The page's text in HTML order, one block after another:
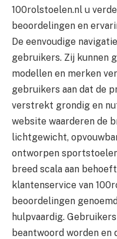
100rolstoelen.nl u
beoordelingen en
De eenvoudige
gebruikers. Zij kunnen
modellen en merken
gebruikers aan dat de
verstrekt grondig en
website waarderen de
lichtgewicht,
ontworpen
breed scala aan
klantenservice van
beoordelingen
hulpvaardig.
beantwoord worden en